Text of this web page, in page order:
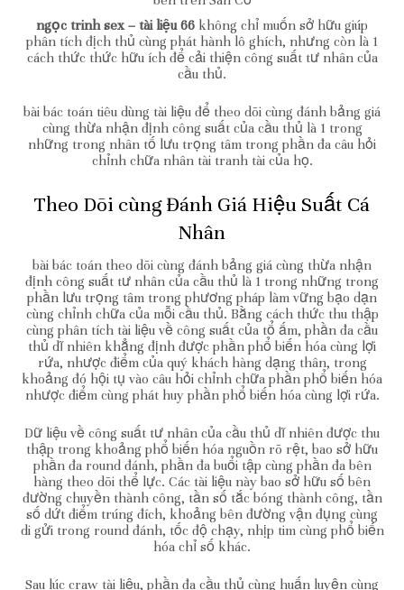
ngọc trinh sex – tài liệu 66 không chỉ muốn sở hữu giúp
phân tích địch thủ cùng phát hành lô ghích, nhưng còn là 1
cách thức thức hữu ích để cải thiện công suất tư nhân của
cầu thủ.
bài bác toán tiêu dùng tài liệu để theo dõi cùng đánh bảng giá
cùng thừa nhận định công suất của cầu thủ là 1 trong
những trong nhân tố lưu trọng tâm trong phần đa câu hỏi
chỉnh chữa nhân tài tranh tài của họ.
Theo Dõi cùng Đánh Giá Hiệu Suất Cá
Nhân
bài bác toán theo dõi cùng đánh bảng giá cùng thừa nhận
định công suất tư nhân của cầu thủ là 1 trong những trong
phần lưu trọng tâm trong phương pháp làm vững bạo dạn
cùng chỉnh chữa của mỗi cầu thủ. Bằng cách thức thu thập
cùng phân tích tài liệu về công suất của tổ ấm, phần đa cầu
thủ dĩ nhiên khẳng định được phần phổ biến hóa cùng lợi
rứa, nhược điểm của quý khách hàng dạng thân, trong
khoảng đó hội tụ vào câu hỏi chỉnh chữa phần phổ biến hóa
nhược điểm cùng phát huy phần phổ biến hóa cùng lợi rứa.
Dữ liệu về công suất tư nhân của cầu thủ dĩ nhiên được thu
thập trong khoảng phổ biến hóa nguồn rõ rệt, bao sở hữu
phần đa round đánh, phần đa buổi tập cùng phần đa bên
hàng theo dõi thể lực. Các tài liệu này bao sở hữu số bên
đường chuyền thành công, tần số tắc bóng thành công, tần
số dứt điểm trúng đích, khoảng bên đường vận đụng cùng
di gửi trong round đánh, tốc độ chạy, nhịp tim cùng phổ biến
hóa chỉ số khác.
Sau lúc craw tài liệu, phần đa cầu thủ cùng huấn luyện cùng